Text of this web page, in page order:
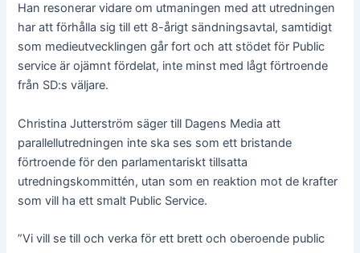
Han resonerar vidare om utmaningen med att utredningen
har att förhålla sig till ett 8-årigt sändningsavtal, samtidigt
som medieutvecklingen går fort och att stödet för Public
service är ojämnt fördelat, inte minst med lågt förtroende
från SD:s väljare.
Christina Jutterström säger till Dagens Media att
parallellutredningen inte ska ses som ett bristande
förtroende för den parlamentariskt tillsatta
utredningskommittén, utan som en reaktion mot de krafter
som vill ha ett smalt Public Service.
”Vi vill se till och verka för ett brett och oberoende public